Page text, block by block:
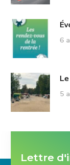
6
5
Lettre